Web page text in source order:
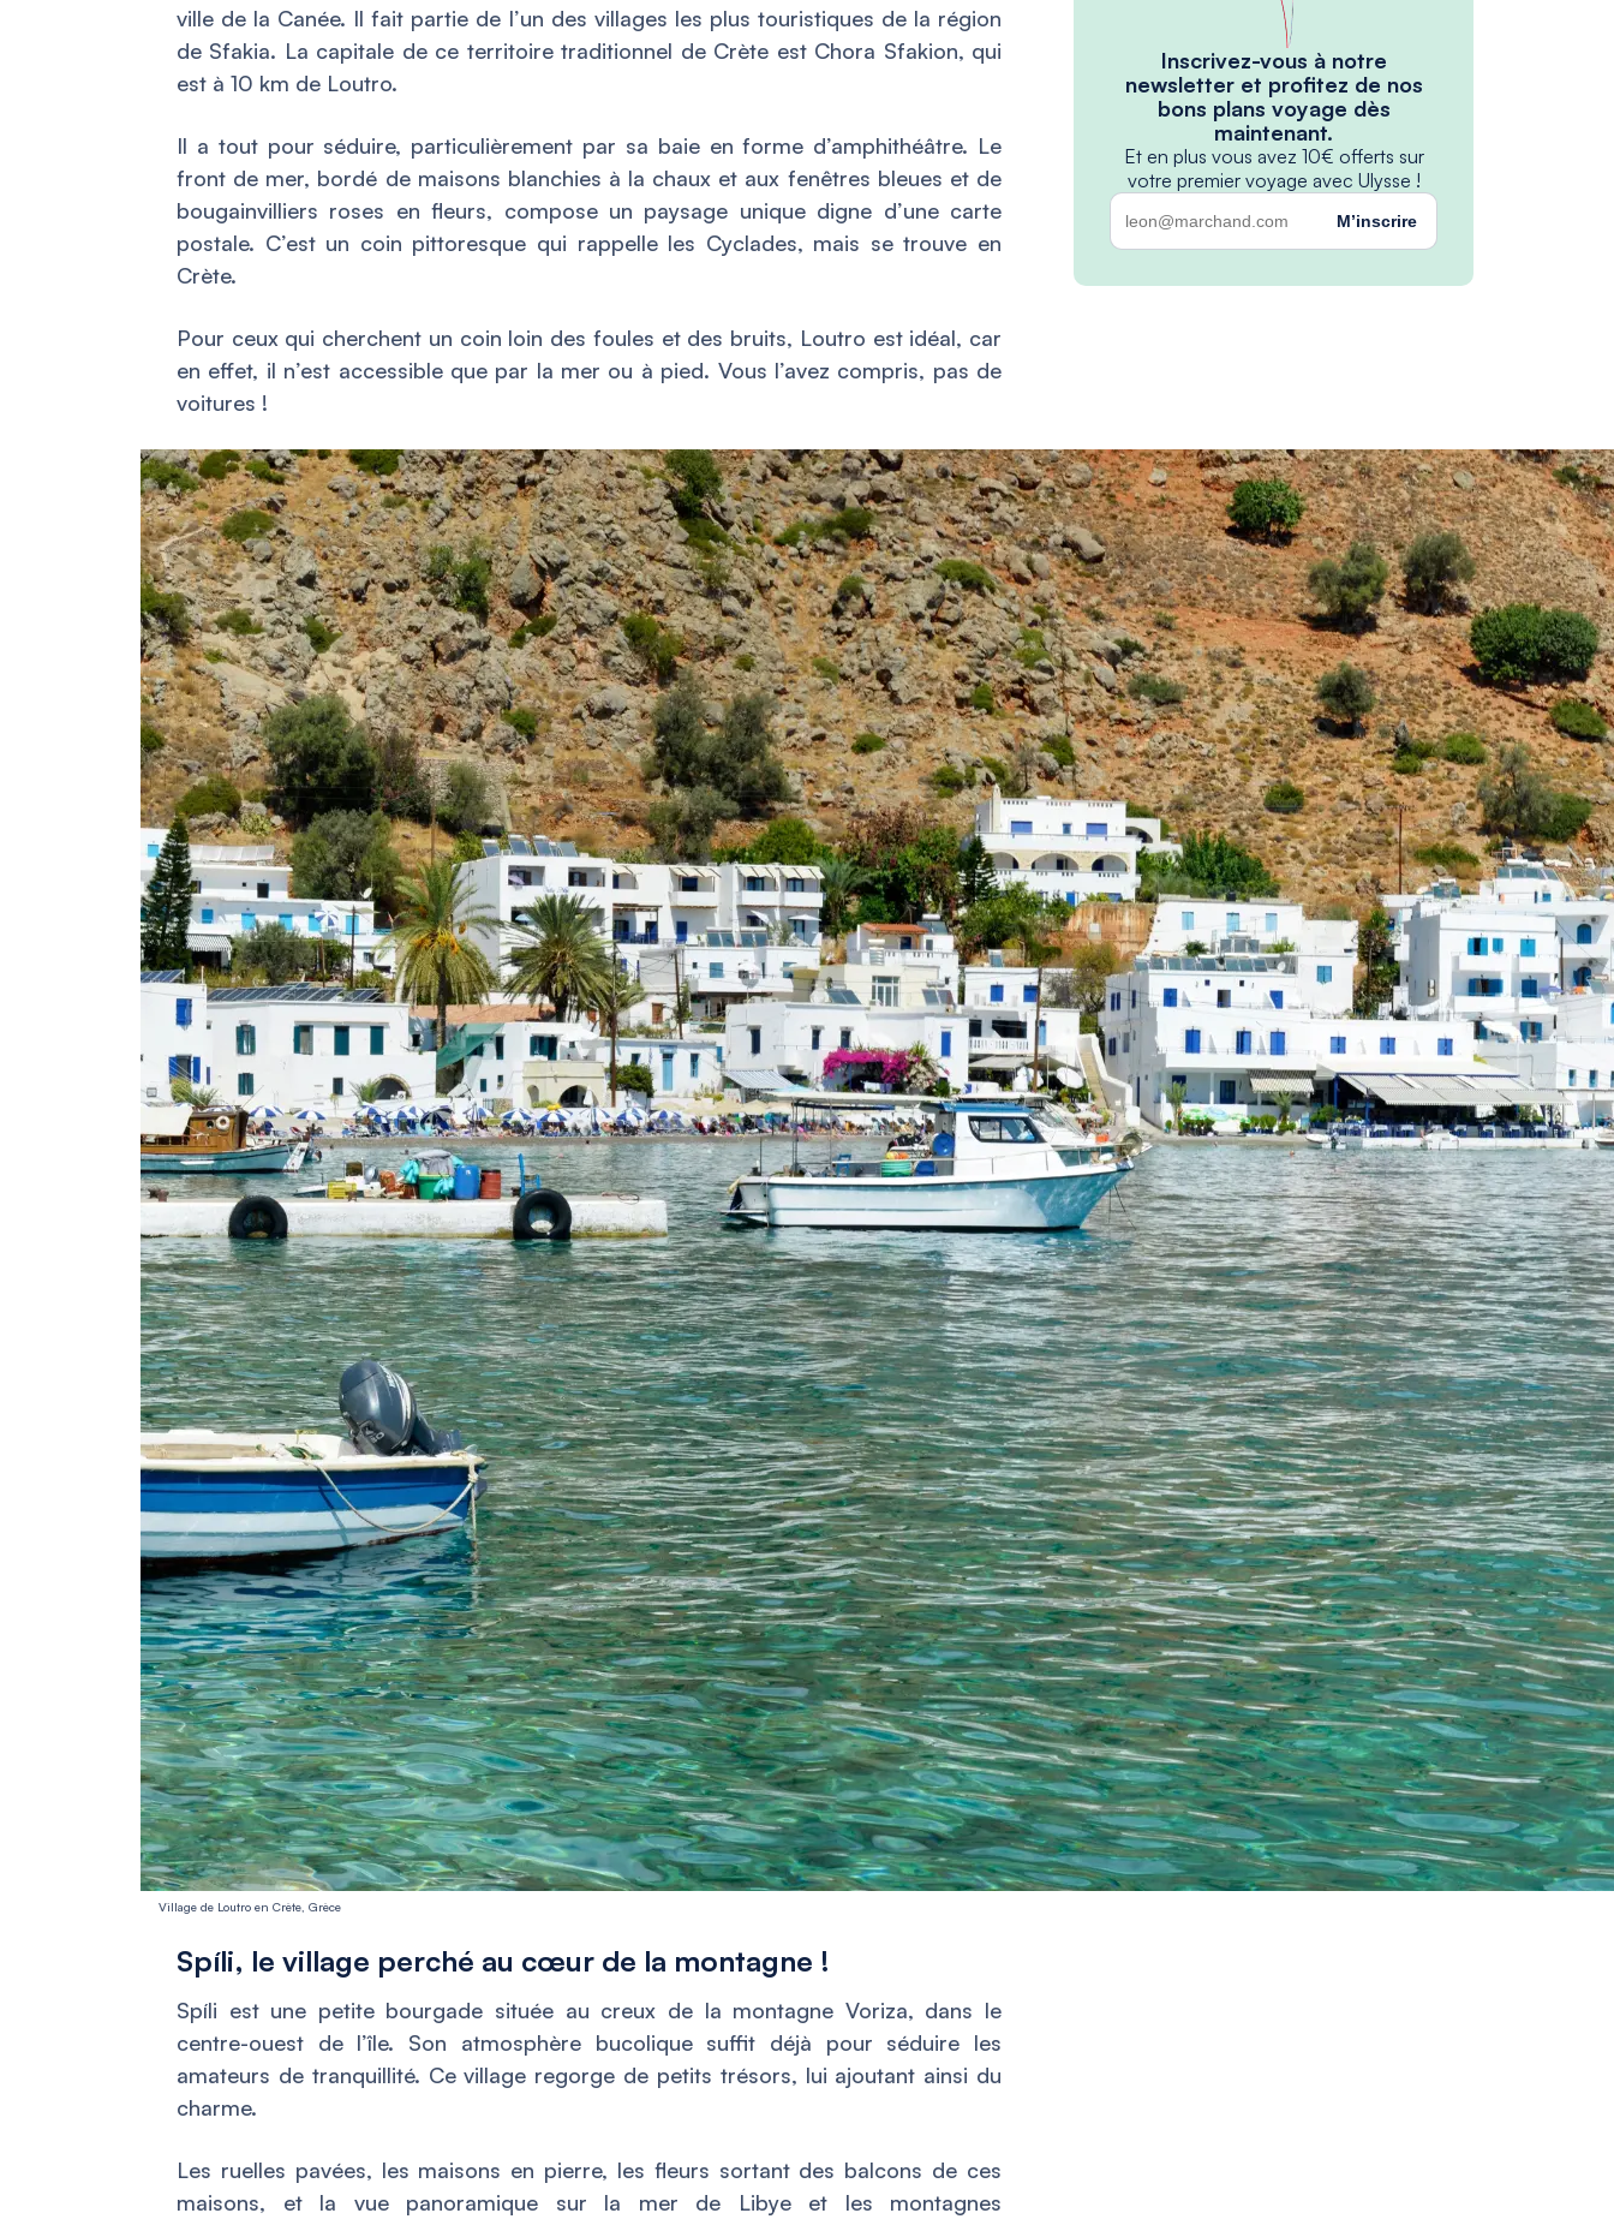
ville de la Canée. Il fait partie de l’un des villages les plus touristiques de la région
de Sfakia. La capitale de ce territoire traditionnel de Crète est Chora Sfakion, qui
est à 10 km de Loutro.
Il a tout pour séduire, particulièrement par sa baie en forme d’amphithéâtre. Le
front de mer, bordé de maisons blanchies à la chaux et aux fenêtres bleues et de
bougainvilliers roses en fleurs, compose un paysage unique digne d’une carte
postale. C’est un coin pittoresque qui rappelle les Cyclades, mais se trouve en
Crète.
Pour ceux qui cherchent un coin loin des foules et des bruits, Loutro est idéal, car
en effet, il n’est accessible que par la mer ou à pied. Vous l’avez compris, pas de
voitures !
Village de Loutro en Crète, Grèce
Spíli, le village perché au cœur de la montagne !
Spíli est une petite bourgade située au creux de la montagne Voriza, dans le
centre-ouest de l’île. Son atmosphère bucolique suffit déjà pour séduire les
amateurs de tranquillité. Ce village regorge de petits trésors, lui ajoutant ainsi du
charme.
Les ruelles pavées, les maisons en pierre, les fleurs sortant des balcons de ces
maisons, et la vue panoramique sur la mer de Libye et les montagnes
Inscrivez-vous à notre
newsletter et profitez de nos
bons plans voyage dès
maintenant.
Et en plus vous avez 10€ offerts sur
votre premier voyage avec Ulysse !
M’inscrire